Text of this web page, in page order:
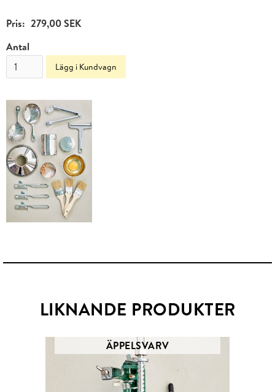
Pris: 279,00 SEK
Antal
LIKNANDE PRODUKTER
ÄPPELSVARV